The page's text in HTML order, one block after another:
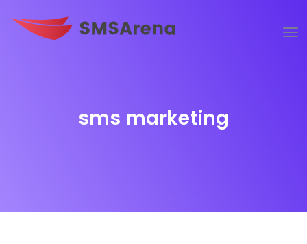
sms marketing